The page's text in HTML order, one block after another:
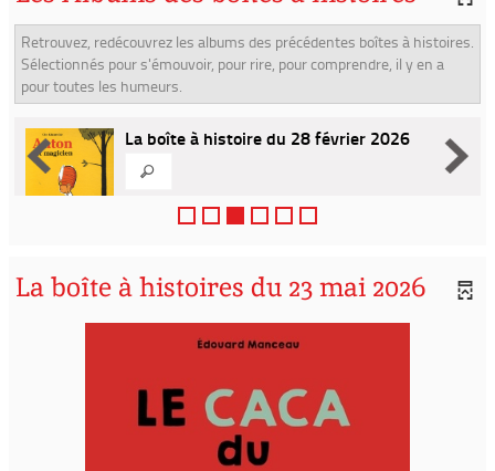
Retrouvez, redécouvrez les albums des précédentes boîtes à histoires.
Sélectionnés pour s'émouvoir, pour rire, pour comprendre, il y en a
pour toutes les humeurs.
La boîte à histoire du 28 février 2026
La boîte à histoires du 23 mai 2026